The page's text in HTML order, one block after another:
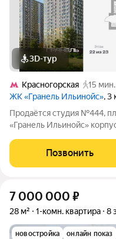
3D-тур
Красногорская
15 мин.
ЖК «Гранель Ильинойс», 3
Продаётся студия №444,
«Гранель Ильинойс» корпус 3.
Новый уровень жизни в
архитектурой и
Позвонить
7 000 000 ₽
28 м² 1-комн. квартира 8
новостройка онлайн показ